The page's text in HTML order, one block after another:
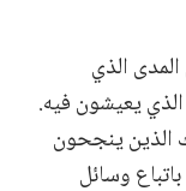
الذي
يعيشون فيه.
الذين ينجحون
وسائل